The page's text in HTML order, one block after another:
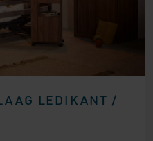
LEDIKANT /